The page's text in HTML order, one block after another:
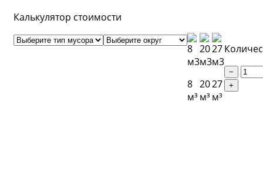
Калькулятор стоимости
8
м³
20
м³
27
м³
−
+